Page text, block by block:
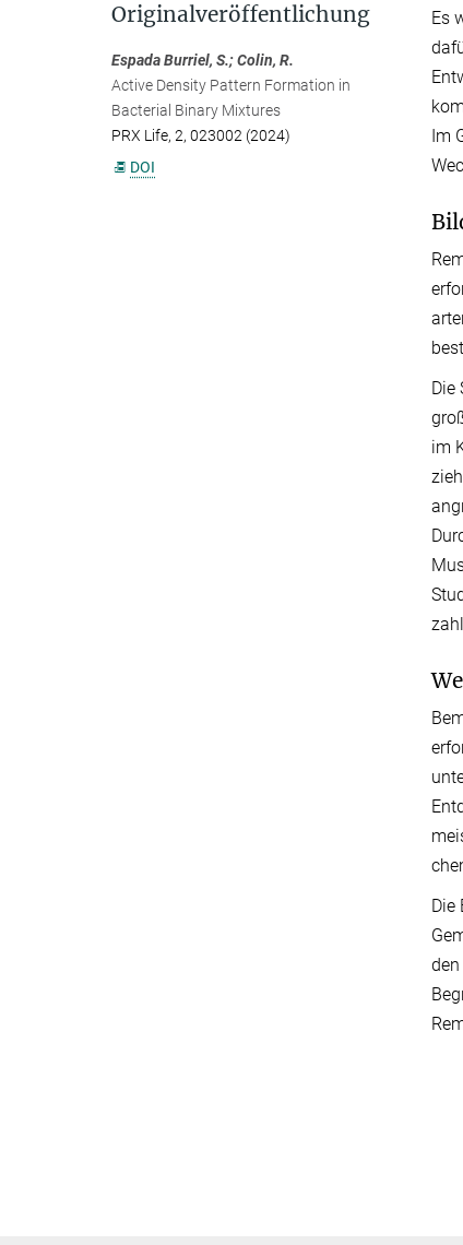
Es
Im
Die
im
Die
Originalveröffentlichung
Espada Burriel, S.; Colin, R.
Active Density Pattern Formation in
Bacterial Binary Mixtures
PRX Life, 2, 023002 (2024)
DOI